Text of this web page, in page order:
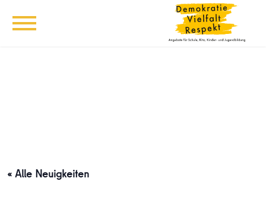
« Alle Neuigkeiten